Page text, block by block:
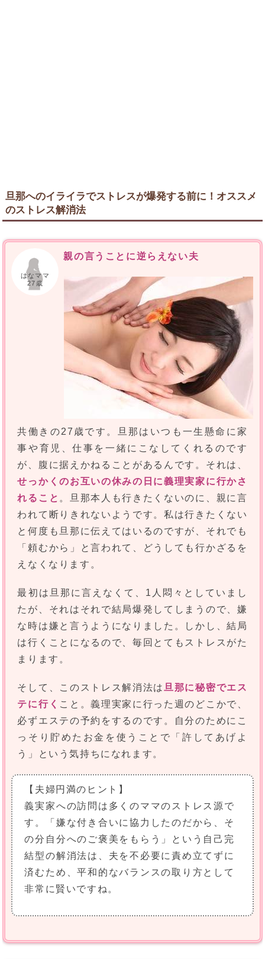
旦那へのイライラでストレスが爆発する前に！オススメ
のストレス解消法
はなママ
27歳
親の言うことに逆らえない夫
共働きの27歳です。旦那はいつも一生懸命に家
事や育児、仕事を一緒にこなしてくれるのです
が、腹に据えかねることがあるんです。それは、
せっかくのお互いの休みの日に義理実家に行かさ
れること 。旦那本人も行きたくないのに、親に言
われて断りきれないようです。私は行きたくない
と何度も旦那に伝えてはいるのですが、それでも
「頼むから」と言われて、どうしても行かざるを
えなくなります。
最初は旦那に言えなくて、1人悶々としていまし
たが、それはそれで結局爆発してしまうので、嫌
な時は嫌と言うようになりました。しかし、結局
は行くことになるので、毎回とてもストレスがた
まります。
そして、このストレス解消法は旦那に秘密でエス
テに行く こと。義理実家に行った週のどこかで、
必ずエステの予約をするのです。自分のためにこ
っそり貯めたお金を使うことで「許してあげよ
う」という気持ちになれます。
【夫婦円満のヒント】
義実家への訪問は多くのママのストレス源で
す。「嫌な付き合いに協力したのだから、そ
の分自分へのご褒美をもらう」という自己完
結型の解消法は、夫を不必要に責め立てずに
済むため、平和的なバランスの取り方として
非常に賢いですね。